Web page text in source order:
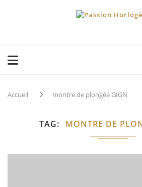
Accueil montre de plongée GIGN
TAG MONTRE DE